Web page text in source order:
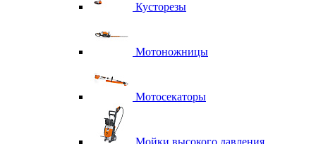
Кусторезы
Мотоножницы
Мотосекаторы
Мойки высокого давления